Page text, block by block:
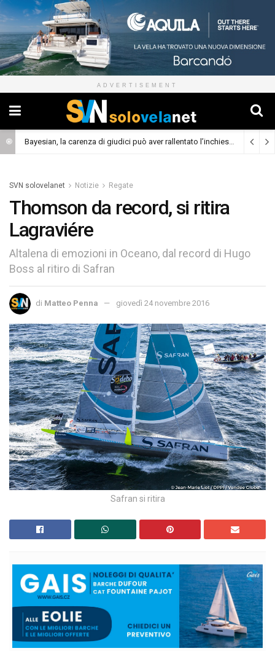
ADVERTISEMENT
Bayesian, la carenza di giudici può aver rallentato l’inchiesta (Cronaca)
SVN solovelanet Notizie Regate
Thomson da record, si ritira
Lagraviére
Altalena di emozioni in Oceano, dal record di Hugo
Boss al ritiro di Safran
di Matteo Penna giovedì 24 novembre 2016
Safran si ritira